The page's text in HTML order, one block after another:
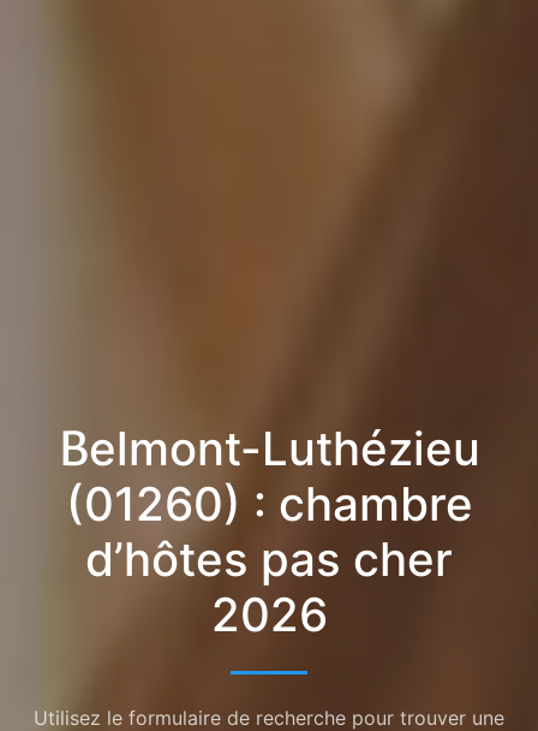
Belmont-Luthézieu
(01260) : chambre
d’hôtes pas cher
2026
Utilisez le formulaire de recherche pour trouver une